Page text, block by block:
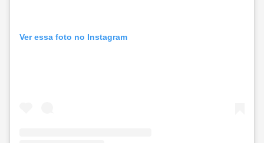
Ver essa foto no Instagram